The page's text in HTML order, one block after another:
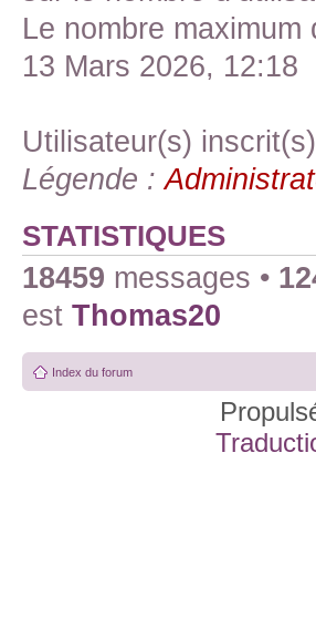
Le nombre
13 Mars 2026, 12:18
Utilisateur(s)
Légende :
STATISTIQUES
18459 messages •
est Thomas20
Index du forum